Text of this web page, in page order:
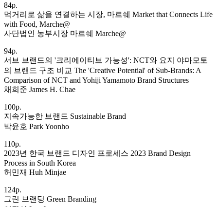
84p.
먹거리로 삶을 연결하는 시장, 마르쉐 Market that Connects Life
with Food, Marche@
사단법인 농부시장 마르쉐 Marche@
94p.
서브 브랜드의 '크리에이티브 가능성': NCT와 요지 야마모토
의 브랜드 구조 비교 The 'Creative Potential' of Sub-Brands: A
Comparison of NCT and Yohiji Yamamoto Brand Structures
채희준 James H. Chae
100p.
지속가능한 브랜드 Sustainable Brand
박윤호 Park Yoonho
110p.
2023년 한국 브랜드 디자인 프로세스 2023 Brand Design
Process in South Korea
허민재 Huh Minjae
124p.
그린 브랜딩 Green Branding